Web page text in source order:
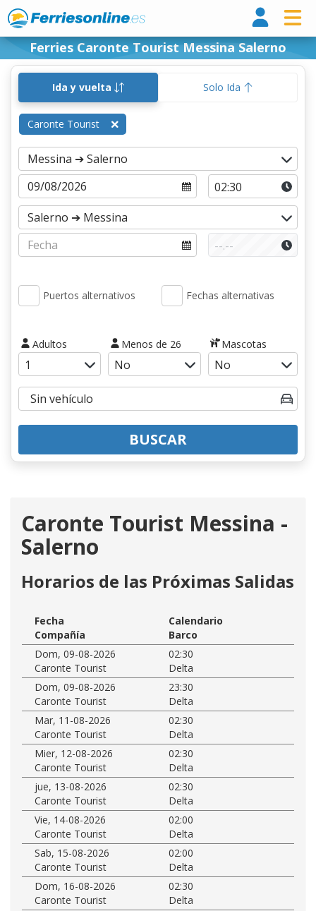
Ferries Caronte Tourist Messina Salerno
Ida y vuelta Solo Ida
Caronte Tourist
Puertos alternativos Fechas alternativas
Adultos Menos de 26 Mascotas
BUSCAR
Caronte Tourist Messina -
Salerno
Horarios de las Próximas Salidas
Fecha
Calendario
Compañía
Barco
Dom, 09-08-2026
02:30
Caronte Tourist
Delta
Dom, 09-08-2026
23:30
Caronte Tourist
Delta
Mar, 11-08-2026
02:30
Caronte Tourist
Delta
Mier, 12-08-2026
02:30
Caronte Tourist
Delta
jue, 13-08-2026
02:30
Caronte Tourist
Delta
Vie, 14-08-2026
02:00
Caronte Tourist
Delta
Sab, 15-08-2026
02:00
Caronte Tourist
Delta
Dom, 16-08-2026
02:30
Caronte Tourist
Delta